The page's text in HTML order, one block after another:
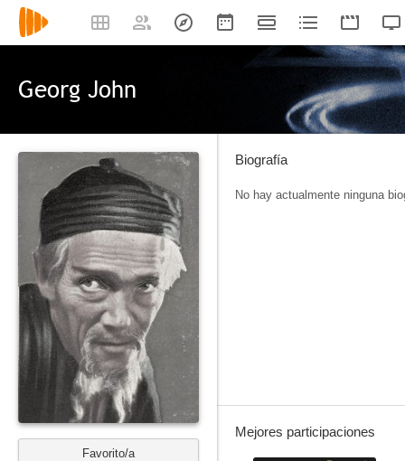
Georg John
Favorito/a
Biografía
No hay actualmente ninguna
Mejores participaciones